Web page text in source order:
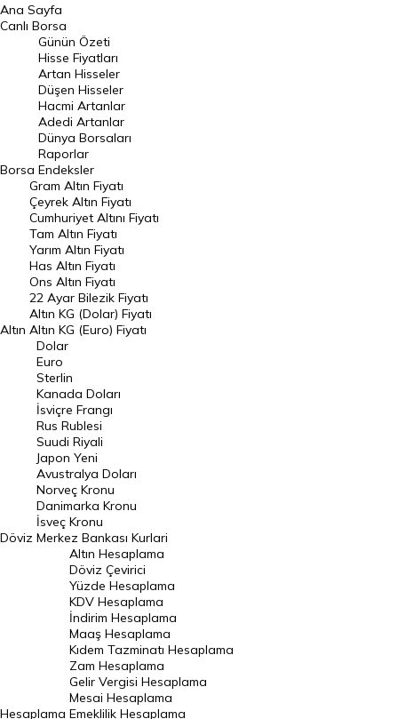
BIST 100 Hisseleri
En Çok Artan Hisseler
En Çok Düşen Hisseler
Hacmi Artanlar
Geçmiş Kapanışlar
Dünya Borsaları
Raporlar
Endeksler
DÖVİZ
Döviz Kuru
Dolar Kuru
Euro Kuru
Pound Kuru
Frank Kuru
Riyal Kuru
Avustralya Doları
Danimarka Kronu Kuru
Kanada Doları Kuru
Norveç Kronu Kuru
İsveç Kronu Kuru
Japon Yeni Kuru
Serbest Piyasa Döviz Kurları
Merkez Bankası Döviz Kurları
Ana Sayfa
Canlı Borsa
Borsa
Günün Özeti
Hisse Fiyatları
Artan Hisseler
Düşen Hisseler
Hacmi Artanlar
Adedi Artanlar
Dünya Borsaları
Raporlar
Endeksler
Altın
Gram Altın Fiyatı
Çeyrek Altın Fiyatı
Cumhuriyet Altını Fiyatı
Tam Altın Fiyatı
Yarım Altın Fiyatı
Has Altın Fiyatı
Ons Altın Fiyatı
22 Ayar Bilezik Fiyatı
Altın KG (Dolar) Fiyatı
Altın KG (Euro) Fiyatı
Döviz
Dolar
Euro
Sterlin
Kanada Doları
İsviçre Frangı
Rus Rublesi
Suudi Riyali
Japon Yeni
Avustralya Doları
Norveç Kronu
Danimarka Kronu
İsveç Kronu
Merkez Bankası Kurlari
Hesaplama
Altın Hesaplama
Döviz Çevirici
Yüzde Hesaplama
KDV Hesaplama
İndirim Hesaplama
Maaş Hesaplama
Kıdem Tazminatı Hesaplama
Zam Hesaplama
Gelir Vergisi Hesaplama
Mesai Hesaplama
Emeklilik Hesaplama